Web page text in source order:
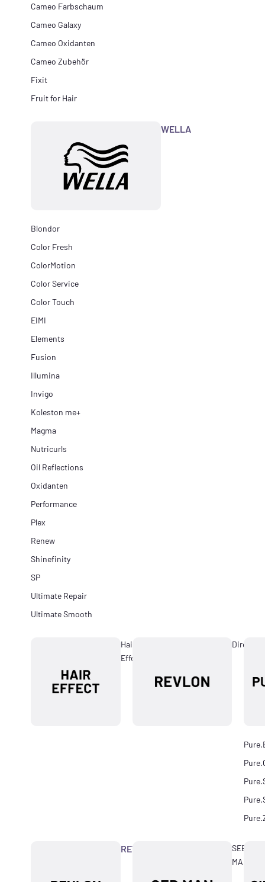
Cameo Farbschaum
Cameo Galaxy
Cameo Oxidanten
Cameo Zubehör
Fixit
Fruit for Hair
WELLA
Blondor
Color Fresh
ColorMotion
Color Service
Color Touch
EIMI
Elements
Fusion
Illumina
Invigo
Koleston me+
Magma
Nutricurls
Oil Reflections
Oxidanten
Performance
Plex
Renew
Shinefinity
SP
Ultimate Repair
Ultimate Smooth
Hair
Effect
REVLON
SEB
MAN